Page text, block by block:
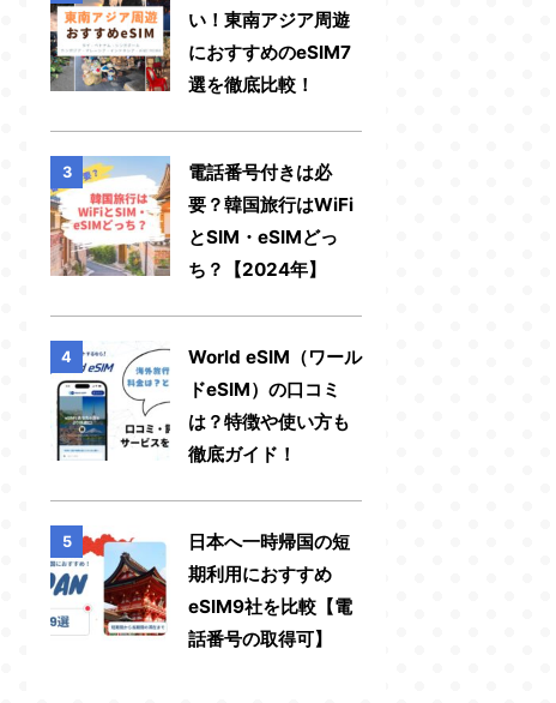
い！東南アジア周遊
におすすめのeSIM7
選を徹底比較！
3
電話番号付きは必
要？韓国旅行はWiFi
とSIM・eSIMどっ
ち？【2024年】
4
World eSIM（ワール
ドeSIM）の口コミ
は？特徴や使い方も
徹底ガイド！
5
日本へ一時帰国の短
期利用におすすめ
eSIM9社を比較【電
話番号の取得可】